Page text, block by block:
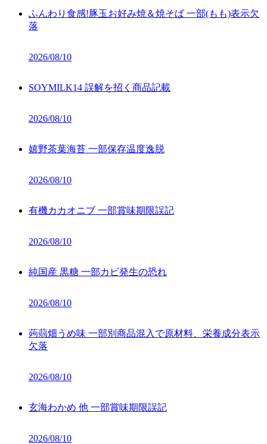
ふんわり食感!豚玉お好み焼＆焼そば 一部(もも)表示欠
落
2026/08/10
SOYMILK14 誤解を招く商品記載
2026/08/10
嬉野茶葉海苔 一部保存温度逸脱
2026/08/10
有機カカオニブ 一部賞味期限誤記
2026/08/10
純国産 黒糖 一部カビ発生の恐れ
2026/08/10
蒟蒻畑うめ味 一部別商品混入で原材料、栄養成分表示
欠落
2026/08/10
玄海わかめ 他 一部賞味期限誤記
2026/08/10